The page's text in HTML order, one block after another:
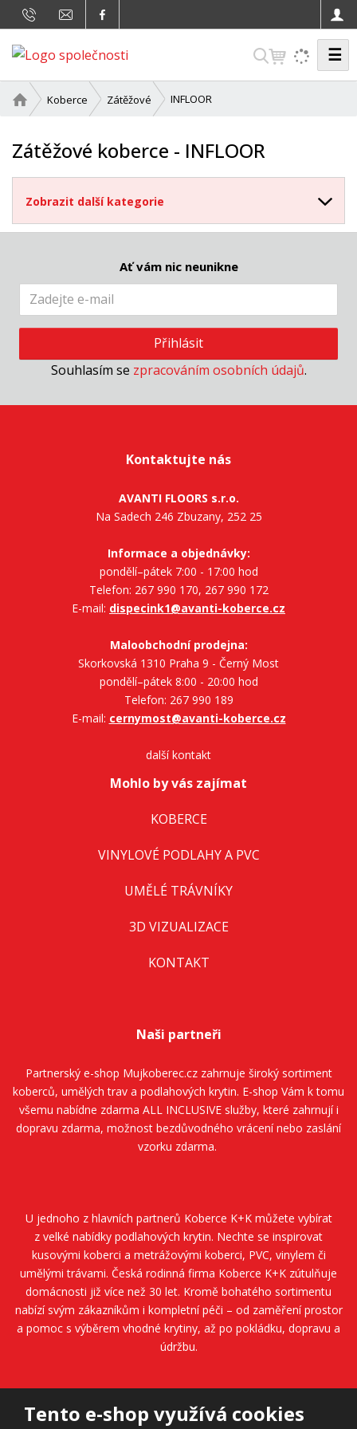
Tento e-shop využívá cookies
V
a
☰
v
d
s
t
a
Koberce Zátěžové INFLOOR
Zátěžové koberce - INFLOOR
Zobrazit další kategorie
Ať vám nic neunikne
Přihlásit
Souhlasím se zpracováním osobních údajů.
Kontaktujte nás
AVANTI FLOORS s.r.o.
Na Sadech 246 Zbuzany, 252 25
Informace a objednávky:
pondělí–pátek 7:00 - 17:00 hod
Telefon: 267 990 170, 267 990 172
E-mail: dispecink1@avanti-koberce.cz
Maloobchodní prodejna:
Skorkovská 1310 Praha 9 - Černý Most
pondělí–pátek 8:00 - 20:00 hod
Telefon: 267 990 189
E-mail: cernymost@avanti-koberce.cz
další kontakt
Mohlo by vás zajímat
KOBERCE
VINYLOVÉ PODLAHY A PVC
UMĚLÉ TRÁVNÍKY
3D VIZUALIZACE
KONTAKT
Naši partneři
Partnerský e-shop Mujkoberec.czzahrnuje široký sortiment
koberců, umělých trav a podlahových krytin. E-shop Vám k tomu
všemu nabídne zdarma ALL INCLUSIVE služby, které zahrnují i
dopravu zdarma, možnost bezdůvodného vrácení nebo zaslání
vzorku zdarma.
U jednoho z hlavních partnerů Koberce K+Kmůžete vybírat
z velké nabídky podlahových krytin. Nechte se inspirovat
kusovými koberci a metrážovými koberci, PVC, vinylem či
umělými trávami. Česká rodinná firma Koberce K+K zútulňuje
domácnosti již více než 30 let. Kromě bohatého sortimentu
nabízí svým zákazníkům i kompletní péči – od zaměření prostor
a pomoc s výběrem vhodné krytiny, až po pokládku, dopravu a
údržbu.